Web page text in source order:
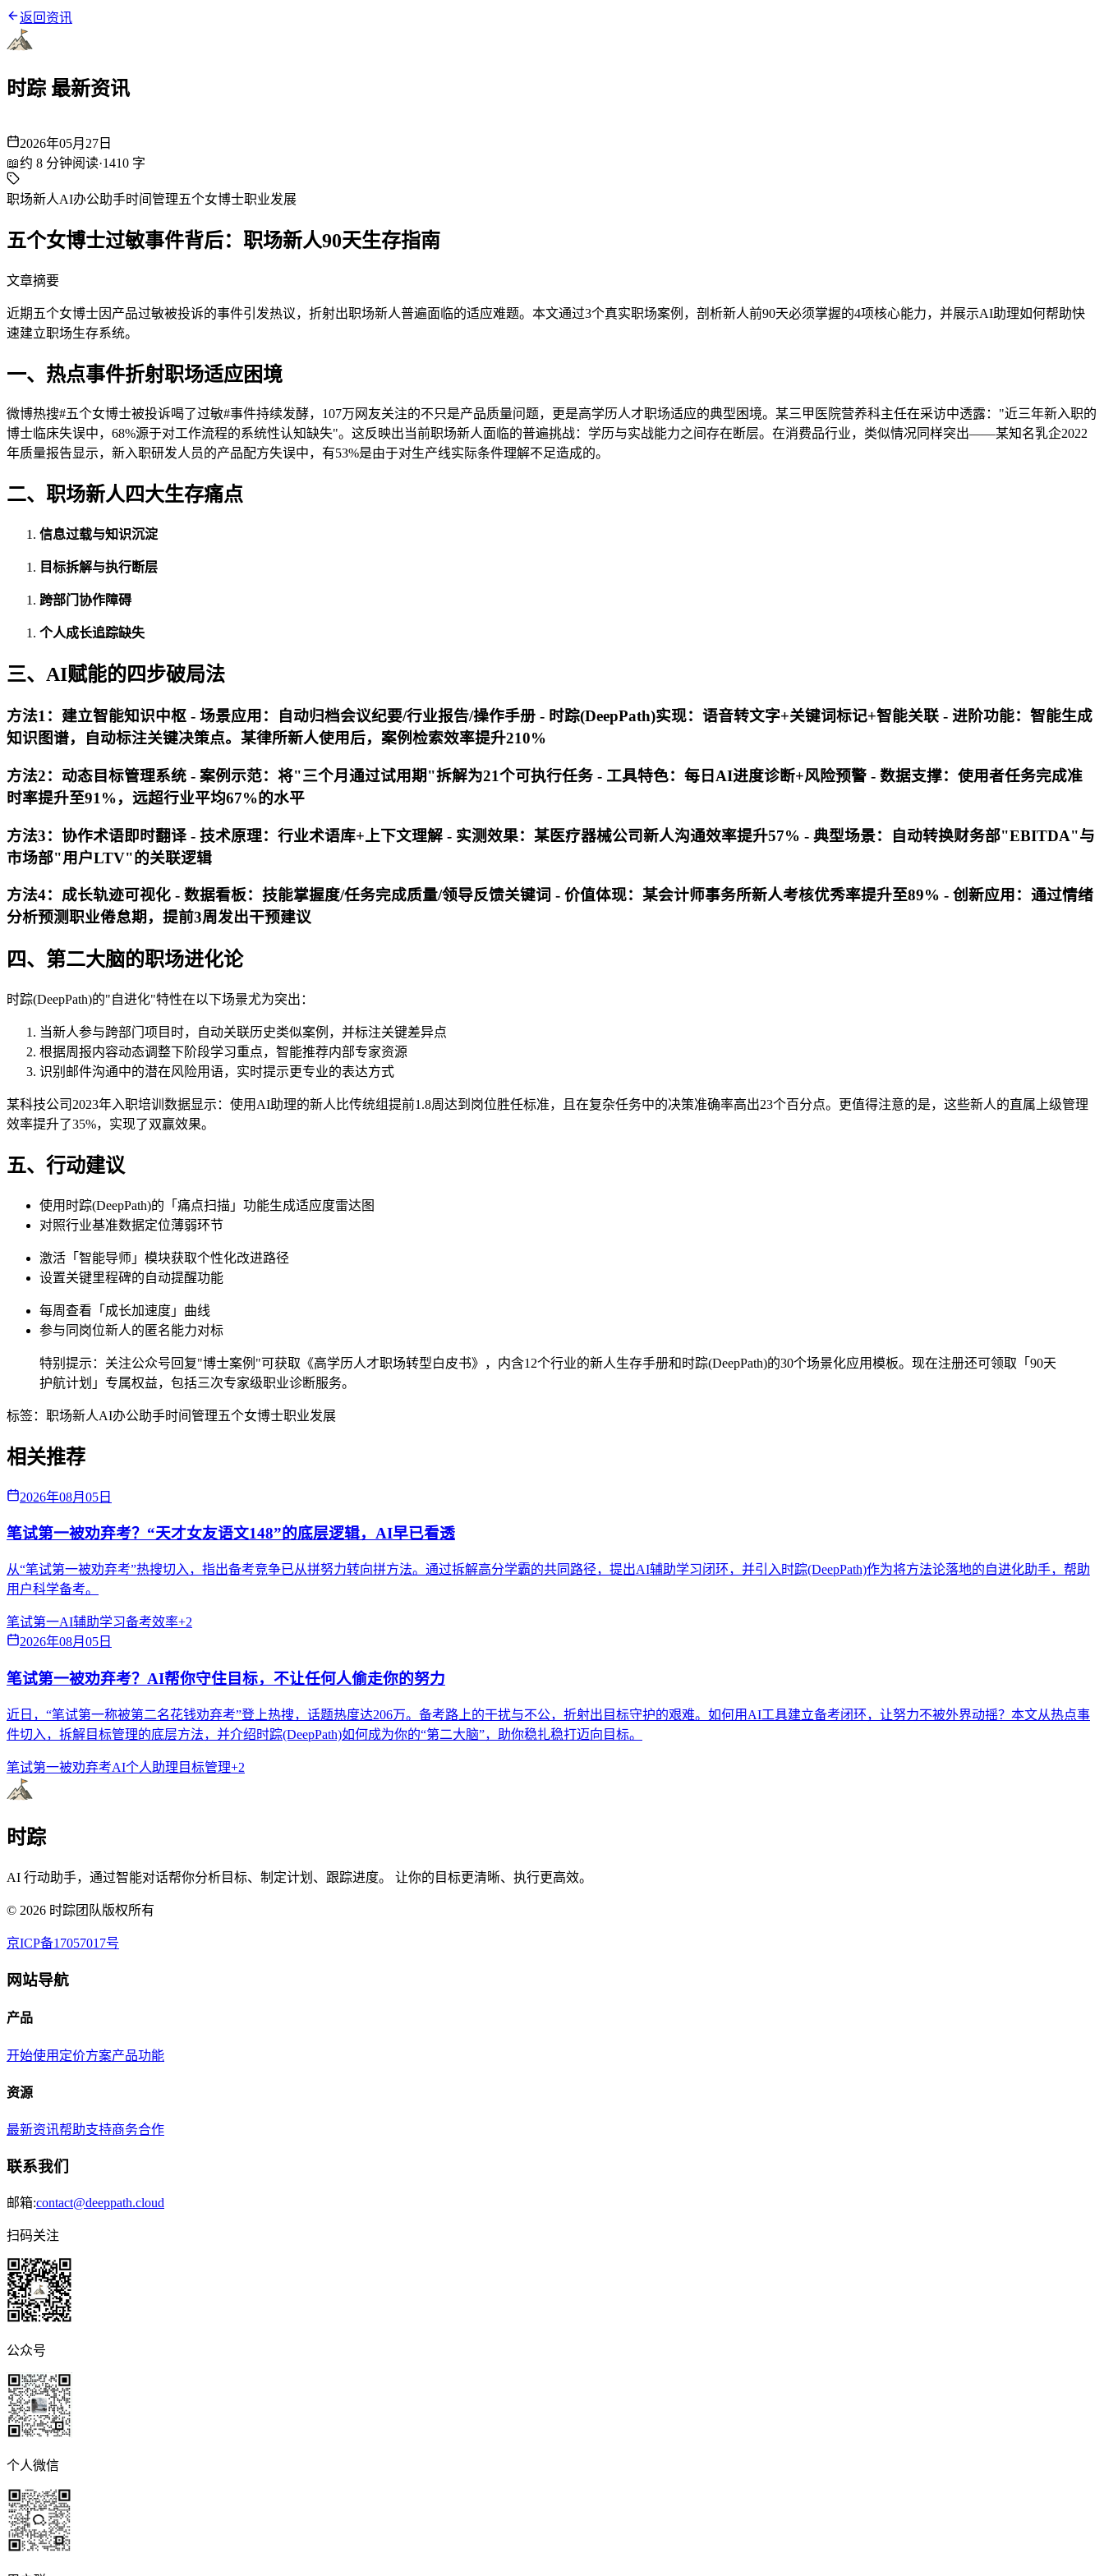
返回资讯
时踪 最新资讯
2026年05月27日
📖约 8 分钟阅读·1410 字
职场新人AI办公助手时间管理五个女博士职业发展
五个女博士过敏事件背后：职场新人90天生存指南
文章摘要
近期五个女博士因产品过敏被投诉的事件引发热议，折射出职场新人普遍面临的适应难题。本文通过3个真实职场案例，剖析新人前90天必须掌握的4项核心能力，并展示AI助理如何帮助快
速建立职场生存系统。
一、热点事件折射职场适应困境
微博热搜#五个女博士被投诉喝了过敏#事件持续发酵，107万网友关注的不只是产品质量问题，更是高学历人才职场适应的典型困境。某三甲医院营养科主任在采访中透露："近三年新入职的
博士临床失误中，68%源于对工作流程的系统性认知缺失"。这反映出当前职场新人面临的普遍挑战：学历与实战能力之间存在断层。在消费品行业，类似情况同样突出——某知名乳企2022
年质量报告显示，新入职研发人员的产品配方失误中，有53%是由于对生产线实际条件理解不足造成的。
二、职场新人四大生存痛点
信息过载与知识沉淀
目标拆解与执行断层
跨部门协作障碍
个人成长追踪缺失
三、AI赋能的四步破局法
方法1：建立智能知识中枢 - 场景应用 ：自动归档会议纪要/行业报告/操作手册 - 时踪(DeepPath)实现：语音转文字+关键词标记+智能关联 - 进阶功能：智能生成
知识图谱，自动标注关键决策点。某律所新人使用后，案例检索效率提升210%
方法2：动态目标管理系统 - 案例示范：将"三个月通过试用期"拆解为21个可执行任务 - 工具特色：每日AI进度诊断+风险预警 - 数据支撑：使用者任务完成准
时率提升至91%，远超行业平均67%的水平
方法3：协作术语即时翻译 - 技术原理：行业术语库+上下文理解 - 实测效果：某医疗器械公司新人沟通效率提升57% - 典型场景：自动转换财务部"EBITDA"与
市场部"用户LTV"的关联逻辑
方法4：成长轨迹可视化 - 数据看板：技能掌握度/任务完成质量/领导反馈关键词 - 价值体现：某会计师事务所新人考核优秀率提升至89% - 创新应用 ：通过情绪
分析预测职业倦怠期，提前3周发出干预建议
四、第二大脑的职场进化论
时踪(DeepPath)的"自进化"特性在以下场景尤为突出：
当新人参与跨部门项目时，自动关联历史类似案例，并标注关键差异点
根据周报内容动态调整下阶段学习重点，智能推荐内部专家资源
识别邮件沟通中的潜在风险用语，实时提示更专业的表达方式
某科技公司2023年入职培训数据显示：使用AI助理的新人比传统组提前1.8周达到岗位胜任标准，且在复杂任务中的决策准确率高出23个百分点。更值得注意的是，这些新人的直属上级管理
效率提升了35%，实现了双赢效果。
五、行动建议
使用时踪(DeepPath)的「痛点扫描」功能生成适应度雷达图
对照行业基准数据定位薄弱环节
激活「智能导师」模块获取个性化改进路径
设置关键里程碑的自动提醒功能
每周查看「成长加速度」曲线
参与同岗位新人的匿名能力对标
特别提示：关注公众号回复"博士案例"可获取《高学历人才职场转型白皮书》，内含12个行业的新人生存手册和时踪(DeepPath)的30个场景化应用模板。现在注册还可领取「90天
护航计划」专属权益，包括三次专家级职业诊断服务。
标签： 职场新人AI办公助手时间管理五个女博士职业发展
相关推荐
2026年08月05日
笔试第一被劝弃考？“天才女友语文148”的底层逻辑，AI早已看透
从“笔试第一被劝弃考”热搜切入，指出备考竞争已从拼努力转向拼方法。通过拆解高分学霸的共同路径，提出AI辅助学习闭环，并引入时踪(DeepPath)作为将方法论落地的自进化助手，帮助
用户科学备考。
笔试第一AI辅助学习备考效率+2
2026年08月05日
笔试第一被劝弃考？AI帮你守住目标，不让任何人偷走你的努力
近日，“笔试第一称被第二名花钱劝弃考”登上热搜，话题热度达206万。备考路上的干扰与不公，折射出目标守护的艰难。如何用AI工具建立备考闭环，让努力不被外界动摇？本文从热点事
件切入，拆解目标管理的底层方法，并介绍时踪(DeepPath)如何成为你的“第二大脑”，助你稳扎稳打迈向目标。
笔试第一被劝弃考AI个人助理 目标管理+2
时踪
AI 行动助手，通过智能对话帮你分析目标、制定计划、跟踪进度。 让你的目标更清晰、执行更高效。
© 2026 时踪团队版权所有
京ICP备17057017号
网站导航
产品
开始使用 定价方案产品功能
资源
最新资讯帮助支持商务合作
联系我们
邮箱:contact@deeppath.cloud
扫码关注
公众号
个人微信